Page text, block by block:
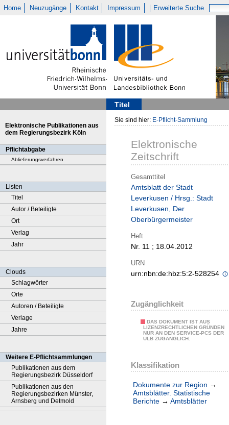
Home Neuzugänge Kontakt Impressum Erweiterte Suche
Titel
Elektronische Publikationen aus
dem Regierungsbezirk Köln
Pflichtabgabe
Ablieferungsverfahren
Listen
Titel
Autor / Beteiligte
Ort
Verlag
Jahr
Clouds
Schlagwörter
Orte
Autoren / Beteiligte
Verlage
Jahre
Weitere E-Pflichtsammlungen
Publikationen aus dem
Regierungsbezirk Düsseldorf
Publikationen aus den
Regierungsbezirken Münster,
Arnsberg und Detmold
Sie sind hier: E-Pflicht-Sammlung
Elektronische
Zeitschrift
Gesamttitel
Amtsblatt der Stadt
Leverkusen / Hrsg.: Stadt
Leverkusen, Der
Oberbürgermeister
Heft
Nr. 11 ; 18.04.2012
URN
urn:nbn:de:hbz:5:2-528254
Zugänglichkeit
DAS DOKUMENT IST AUS
LIZENZRECHTLICHEN GRÜNDEN
NUR AN DEN SERVICE-PCS DER
ULB ZUGÄNGLICH.
Klassifikation
Dokumente zur Region →
Amtsblätter. Statistische
Berichte → Amtsblätter